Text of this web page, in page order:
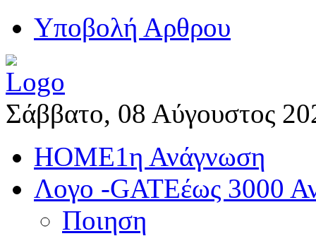
Yποβολή Αρθρου
Σάββατο, 08 Αύγουστος
HOME1η Ανάγνωση
Λογο -GATEέως 3000
Ποιηση